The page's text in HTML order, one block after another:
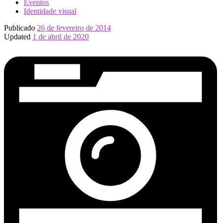
Eventos
Identidade visual
Publicado 26 de fevereiro de 2014
Updated 1 de abril de 2020